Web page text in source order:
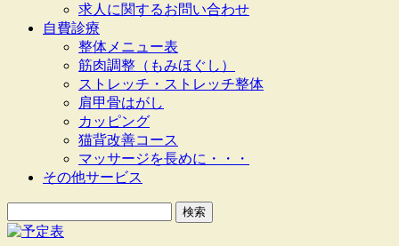
求人に関するお問い合わせ
自費診療
整体メニュー表
筋肉調整（もみほぐし）
ストレッチ・ストレッチ整体
肩甲骨はがし
カッピング
猫背改善コース
マッサージを長めに・・・
その他サービス
索: